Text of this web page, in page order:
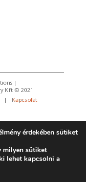
|
Kft © 2021
| Kapcsolat
a
érdekében sütiket
milyen sütiket
lehet kapcsolni a